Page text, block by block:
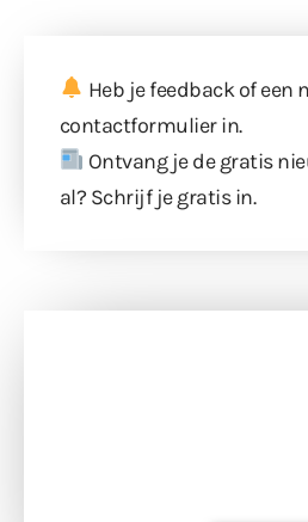
Heb je feedback of een
contactformulierin.
Ontvang je de gratis
al? Schrijf je gratis in.